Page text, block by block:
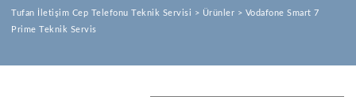
Tufan İletişim Cep Telefonu Teknik Servisi > Ürünler > Vodafone Smart 7
Prime Teknik Servis